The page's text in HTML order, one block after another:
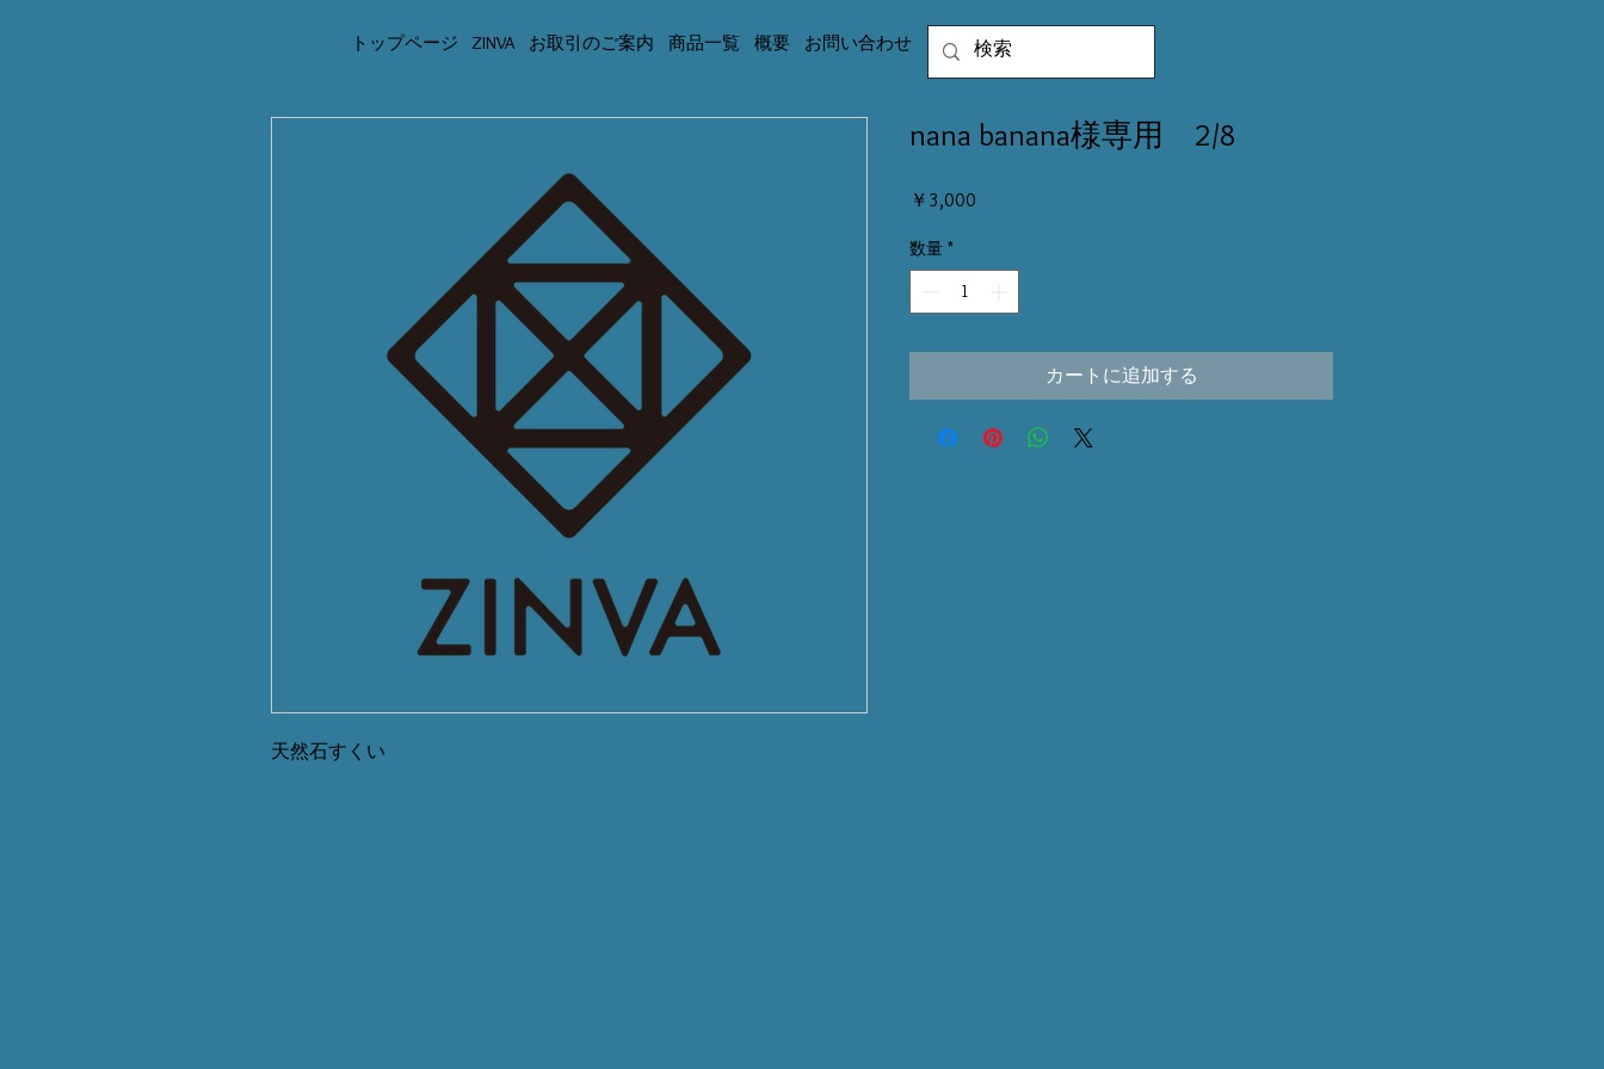
トップページ ZINVA お取引のご案内 商品一覧 概要 お問い合わせ
天然石すくい
nana banana様専用 2/8
￥3,000
数量 *
カートに追加する